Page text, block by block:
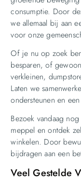
consumptie. Door
we allemaal bij aan
voor onze
Of je nu op zoek
besparen, of
verkleinen,
Laten we
ondersteunen en
Bezoek vandaag
meppel en ontdek
winkelen. Door
bijdragen aan een
Veel Gestelde